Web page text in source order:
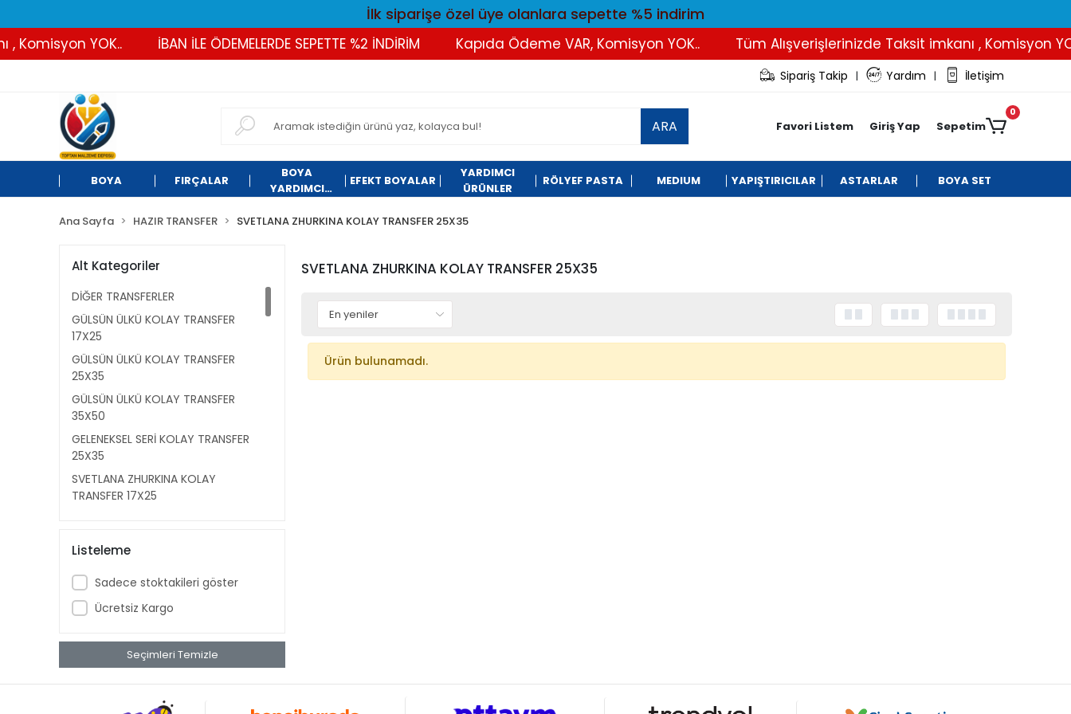
İlk siparişe özel üye olanlara sepette %5 indirim
YOK.. İBAN İLE ÖDEMELERDE SEPETTE %2 İNDİRİM Kapıda Ödeme VAR, Komisyon YOK.. Tüm Alışverişlerinizde Taksit imkanı , Komisyon
Sipariş Takip | Yardım | İletişim
ARA Favori Listem Giriş Yap Sepetim
0
BOYA FIRÇALAR
BOYA
YARDIMCI
EFEKT BOYALAR
YARDIMCI
ÜRÜNLER
RÖLYEF PASTA MEDIUM YAPIŞTIRICILAR ASTARLAR BOYA SET
Ana Sayfa HAZIR TRANSFER SVETLANA ZHURKINA KOLAY TRANSFER 25X35
Alt Kategoriler
DİĞER TRANSFERLER
GÜLSÜN ÜLKÜ KOLAY TRANSFER
17X25
GÜLSÜN ÜLKÜ KOLAY TRANSFER
25X35
GÜLSÜN ÜLKÜ KOLAY TRANSFER
35X50
GELENEKSEL SERİ KOLAY TRANSFER
25X35
SVETLANA ZHURKINA KOLAY
TRANSFER 17X25
HOME DECOR HAZIR TRANSFER
25X35
KUMAŞ TRANSFER SİYAH BEYAZ
21X30
KUMAŞ TRANSFER 25X35
KUMAŞ TRANSFER 17X25
VARAK KUMAŞ ALTIN TRANSFER
Listeleme
Sadece stoktakileri göster
Ücretsiz Kargo
Seçimleri Temizle
SVETLANA ZHURKINA KOLAY TRANSFER 25X35
Ürün bulunamadı.